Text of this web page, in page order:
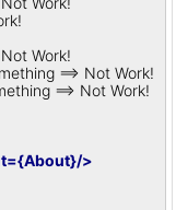
Work!
==> Not Work!
==> Not Work!
>